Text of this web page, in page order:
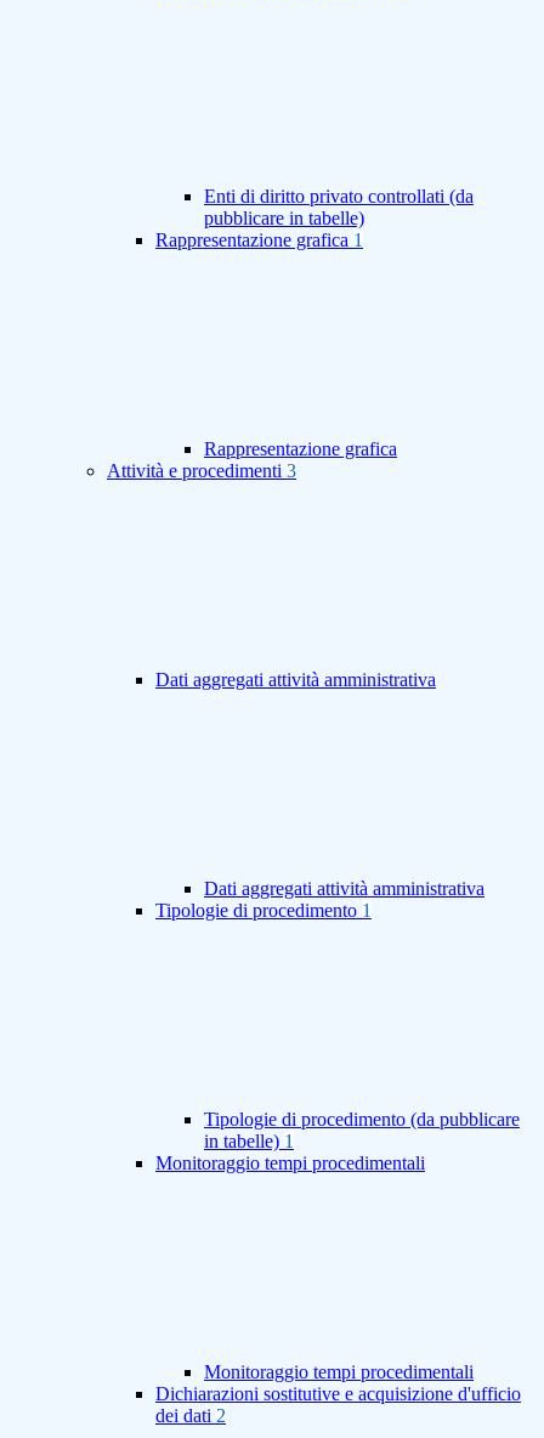
Enti di diritto privato controllati (da
pubblicare in tabelle)
Rappresentazione grafica 1
Rappresentazione grafica
Attività e procedimenti 3
Dati aggregati attività amministrativa
Dati aggregati attività amministrativa
Tipologie di procedimento 1
Tipologie di procedimento (da pubblicare
in tabelle) 1
Monitoraggio tempi procedimentali
Monitoraggio tempi procedimentali
Dichiarazioni sostitutive e acquisizione d'ufficio
dei dati 2